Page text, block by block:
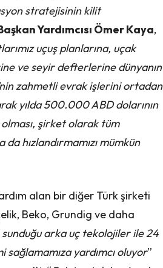
stratejisinin kilit
Yardımcısı Ömer Kaya,
uçuş planlarına, uçak
ve seyir defterlerine dünyanın
zahmetli evrak işlerini ortadan
yılda 500.000 ABD dolarının
şirket olarak tüm
hızlandırmamızı mümkün
alan bir diğer Türk şirketi
Beko, Grundig ve daha
sunduğu arka uç tekolojiler ile 24
yardımcı oluyor”